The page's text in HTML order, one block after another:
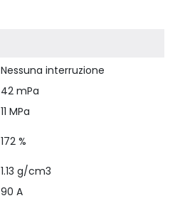
Nessuna interruzione
42 mPa
11 MPa
172 %
1.13 g/cm3
90 A